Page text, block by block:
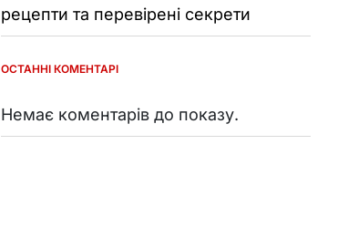
рецепти та перевірені секрети
ОСТАННІ КОМЕНТАРІ
Немає коментарів до показу.